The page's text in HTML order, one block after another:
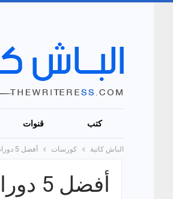
كتب قنوات
الباش كاتبة كورسات أفضل 5 دورات عربية لشرح وتعليم برنامج ادوبي اكس دي (XD) مجانًا!